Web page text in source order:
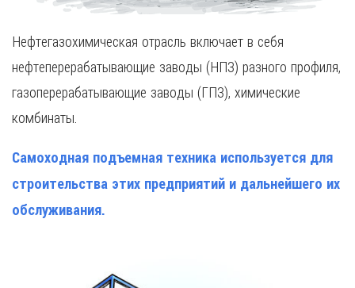
Нефтегазохимическая отрасль включает в себя
нефтеперерабатывающие заводы (НПЗ) разного профиля,
газоперерабатывающие заводы (ГПЗ), химические
комбинаты.
Самоходная подъемная техника используется для
строительства этих предприятий и дальнейшего их
обслуживания.